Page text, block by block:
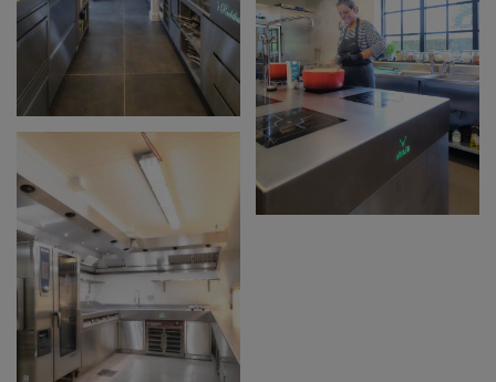
PACHTHUIS IN
LEEUWERGEM